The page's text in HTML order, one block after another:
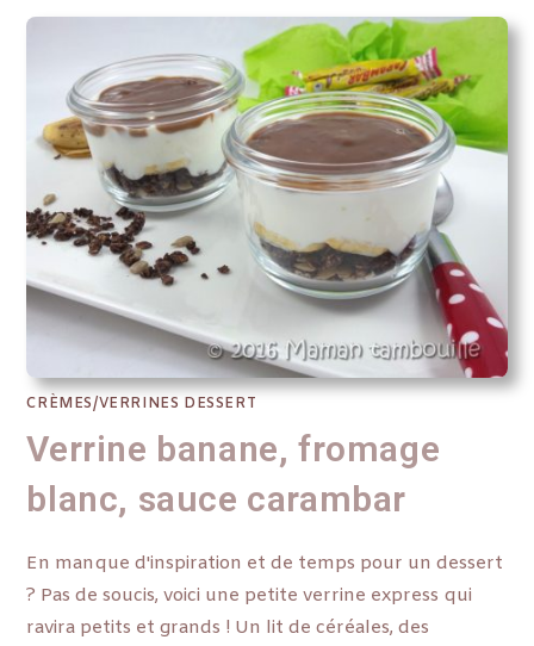
CRÈMES/VERRINES DESSERT
Verrine banane, fromage
blanc, sauce carambar
En manque d'inspiration et de temps pour un dessert
? Pas de soucis, voici une petite verrine express qui
ravira petits et grands ! Un lit de céréales, des